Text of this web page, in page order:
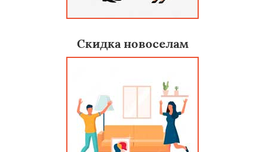
Скидка новоселам